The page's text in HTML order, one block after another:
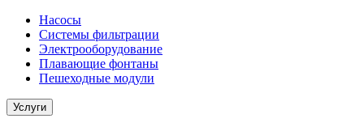
Насосы
Системы фильтрации
Электрооборудование
Плавающие фонтаны
Пешеходные модули
Услуги